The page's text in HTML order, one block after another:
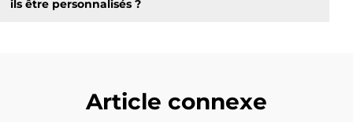
ils être personnalisés ?
Article connexe